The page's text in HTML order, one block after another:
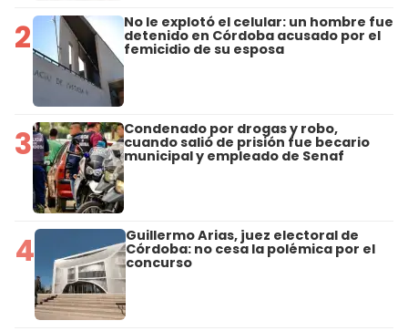
2 No le explotó el celular: un hombre fue
detenido en Córdoba acusado por el
femicidio de su esposa
3 Condenado por drogas y robo,
cuando salió de prisión fue becario
municipal y empleado de Senaf
4 Guillermo Arias, juez electoral de
Córdoba: no cesa la polémica por el
concurso